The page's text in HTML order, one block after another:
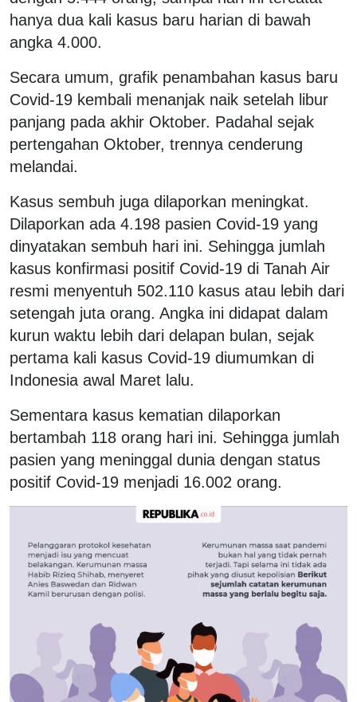
hanya dua kali kasus baru harian di bawah
angka 4.000.
Secara umum, grafik penambahan kasus baru
Covid-19 kembali menanjak naik setelah libur
panjang pada akhir Oktober. Padahal sejak
pertengahan Oktober, trennya cenderung
melandai.
Kasus sembuh juga dilaporkan meningkat.
Dilaporkan ada 4.198 pasien Covid-19 yang
dinyatakan sembuh hari ini. Sehingga jumlah
kasus konfirmasi positif Covid-19 di Tanah Air
resmi menyentuh 502.110 kasus atau lebih dari
setengah juta orang. Angka ini didapat dalam
kurun waktu lebih dari delapan bulan, sejak
pertama kali kasus Covid-19 diumumkan di
Indonesia awal Maret lalu.
Sementara kasus kematian dilaporkan
bertambah 118 orang hari ini. Sehingga jumlah
pasien yang meninggal dunia dengan status
positif Covid-19 menjadi 16.002 orang.